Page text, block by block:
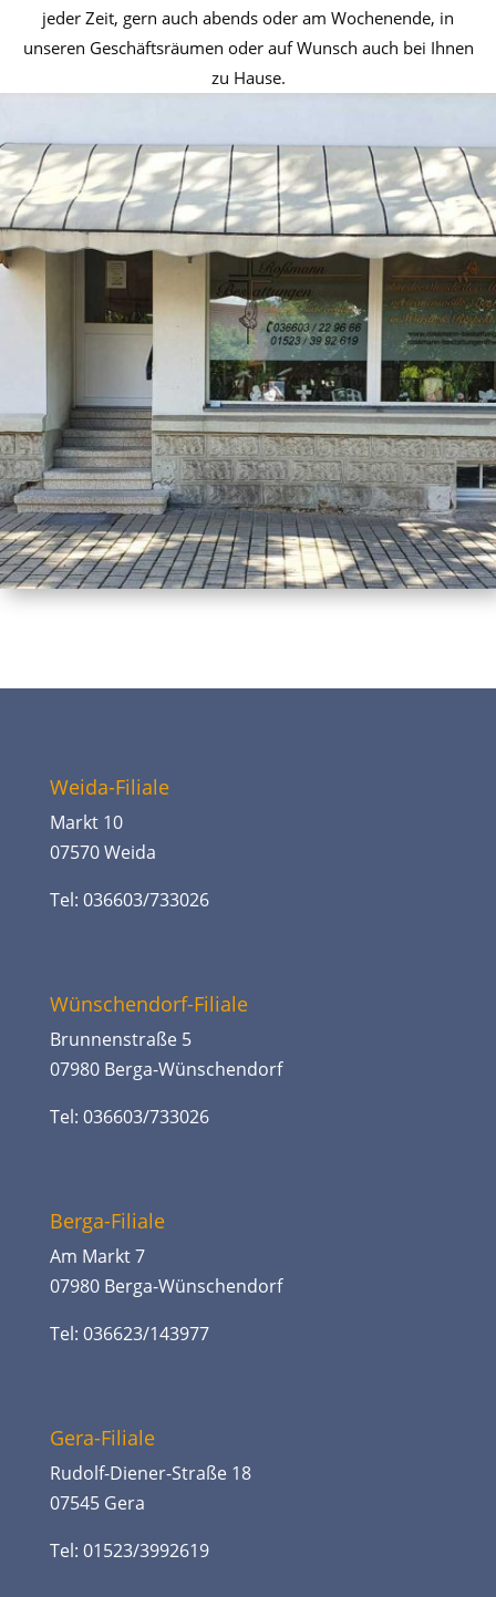
jeder Zeit, gern auch abends oder am Wochenende, in
unseren Geschäftsräumen oder auf Wunsch auch bei Ihnen
zu Hause.
Weida-Filiale
Markt 10
07570 Weida
Tel: 036603/733026
Wünschendorf-Filiale
Brunnenstraße 5
07980 Berga-Wünschendorf
Tel: 036603/733026
Berga-Filiale
Am Markt 7
07980 Berga-Wünschendorf
Tel: 036623/143977
Gera-Filiale
Rudolf-Diener-Straße 18
07545 Gera
Tel: 01523/3992619